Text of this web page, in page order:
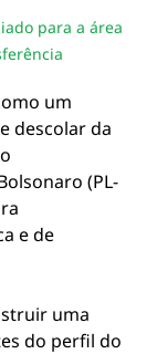
para a área
um
descolar da
(PL-
e de
uma
do perfil do